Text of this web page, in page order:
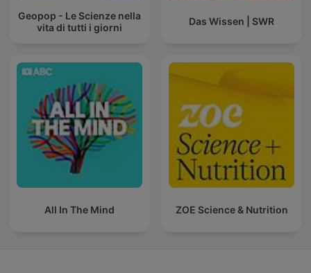
Geopop - Le Scienze nella
vita di tutti i giorni
Das Wissen | SWR
All In The Mind ZOE Science & Nutrition